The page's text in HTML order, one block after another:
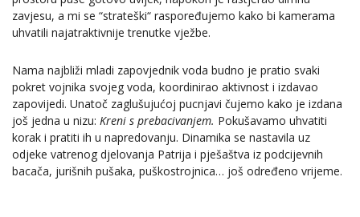
zavjesu, a mi se “strateški“ raspoređujemo kako bi kamerama
uhvatili najatraktivnije trenutke vježbe.
Nama najbliži mladi zapovjednik voda budno je pratio svaki
pokret vojnika svojeg voda, koordinirao aktivnost i izdavao
zapovijedi. Unatoč zaglušujućoj pucnjavi čujemo kako je izdana
još jedna u nizu: Kreni s prebacivanjem. Pokušavamo uhvatiti
korak i pratiti ih u napredovanju. Dinamika se nastavila uz
odjeke vatrenog djelovanja Patrija i pješaštva iz podcijevnih
bacača, jurišnih pušaka, puškostrojnica… još određeno vrijeme.